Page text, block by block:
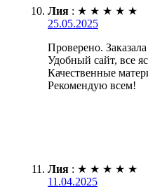
Лия : ★ ★ ★ ★ ★
25.05.2025
Проверено.
Удобный сайт, все
Качественные
Рекомендую всем!
Лия : ★ ★ ★ ★ ★
11.04.2025